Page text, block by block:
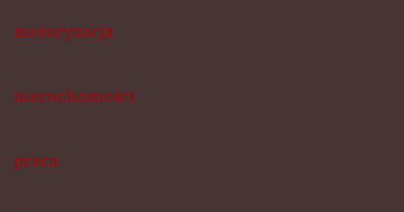
motoryzacja
nieruchomości
praca